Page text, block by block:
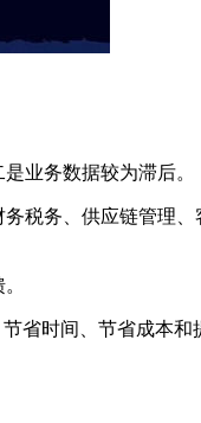
业务数据较为滞后。
税务、供应链管理
省时间、节省成本